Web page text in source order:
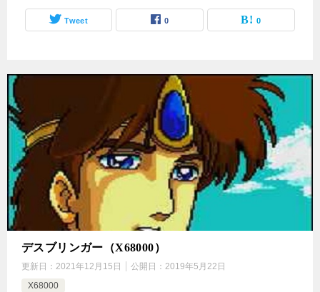
Tweet 0 0
デスブリンガー（X68000）
更新日： 2021年12月15日 公開日： 2019年5月22日
X68000